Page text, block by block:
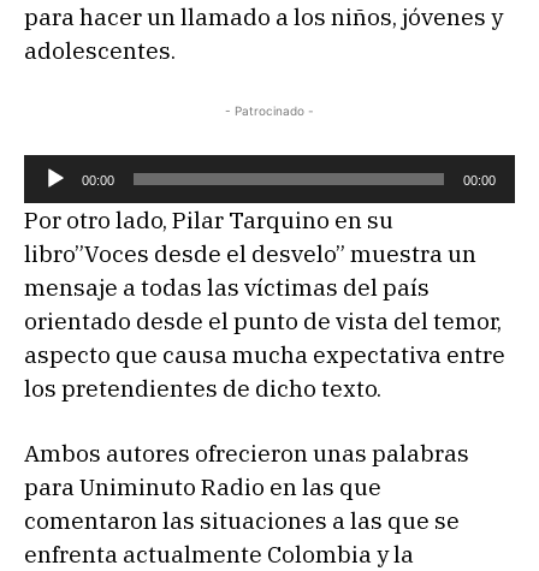
para hacer un llamado a los niños, jóvenes y
adolescentes.
- Patrocinado -
e
p
r
o
d
u
c
t
r
00:00 00:00
Por otro lado, Pilar Tarquino en su
libro”Voces desde el desvelo” muestra un
mensaje a todas las víctimas del país
orientado desde el punto de vista del temor,
aspecto que causa mucha expectativa entre
los pretendientes de dicho texto.
Ambos autores ofrecieron unas palabras
para Uniminuto Radio en las que
comentaron las situaciones a las que se
enfrenta actualmente Colombia y la